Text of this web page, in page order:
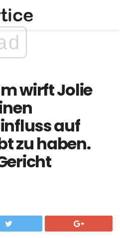
wirft Jolie
auf
zu haben.